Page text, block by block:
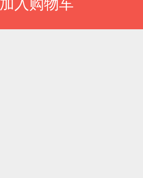
加入购物车